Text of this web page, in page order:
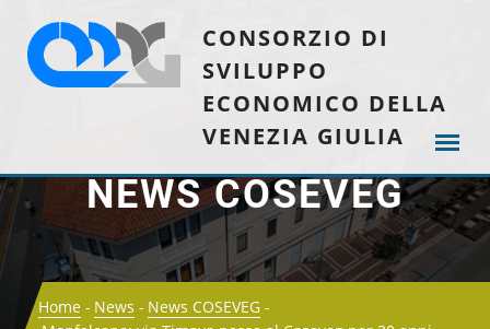
CONSORZIO DI
SVILUPPO
ECONOMICO DELLA
VENEZIA GIULIA
NEWS COSEVEG
Home News
News COSEVEG